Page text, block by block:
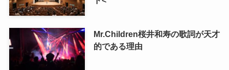
Mr.Children桜井和寿の歌詞が天才
的である理由